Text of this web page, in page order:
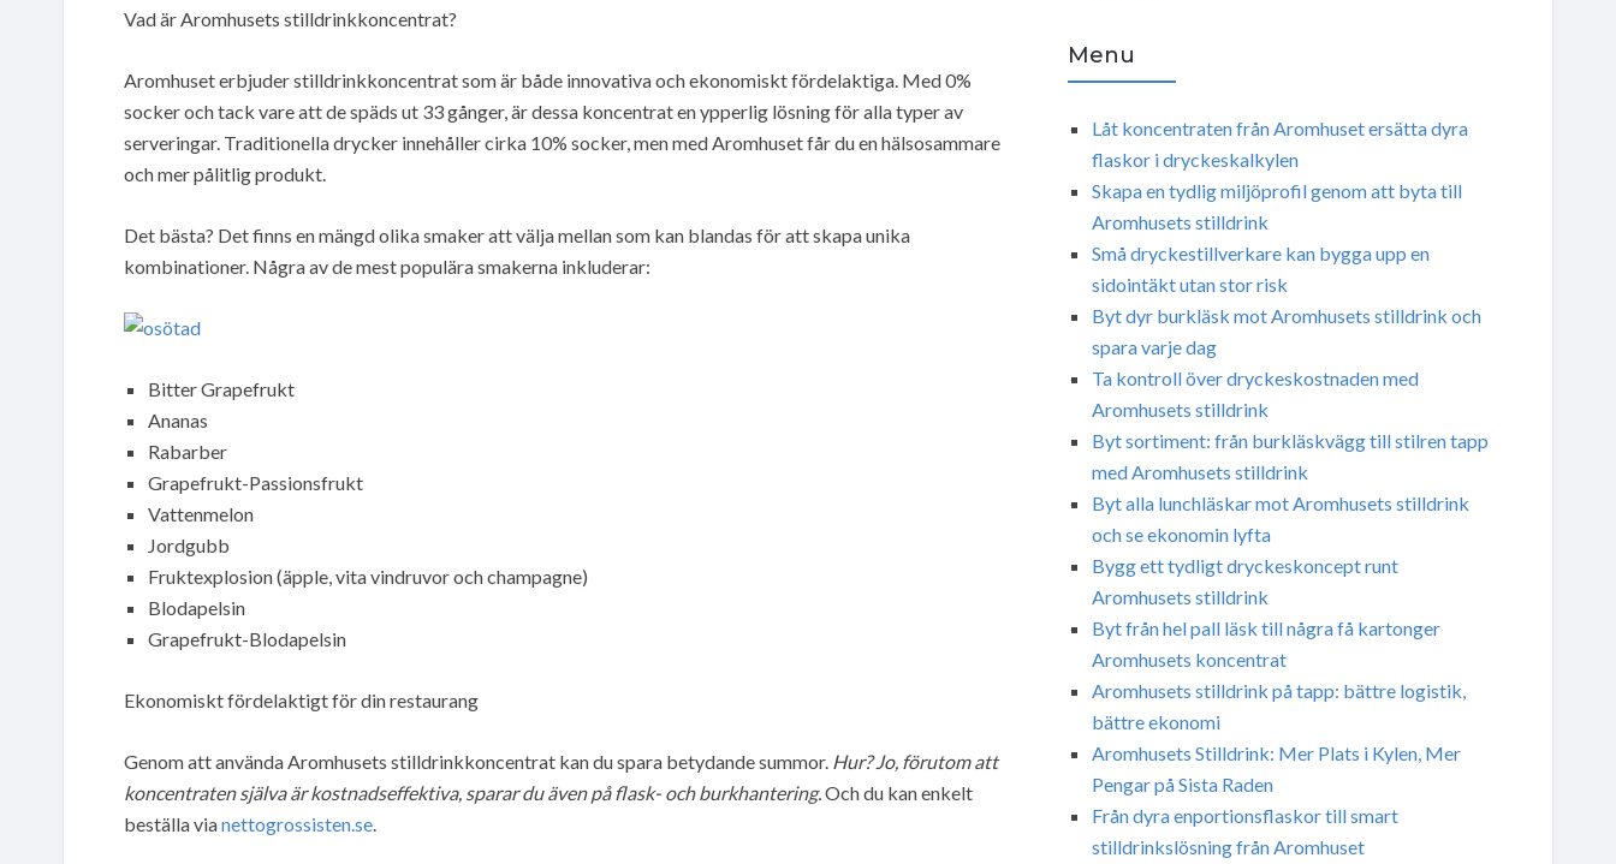
Vad är Aromhusets stilldrinkkoncentrat?
Aromhuset erbjuder stilldrinkkoncentrat som är både innovativa och ekonomiskt fördelaktiga. Med 0%
socker och tack vare att de späds ut 33 gånger, är dessa koncentrat en ypperlig lösning för alla typer av
serveringar. Traditionella drycker innehåller cirka 10% socker, men med Aromhuset får du en hälsosammare
och mer pålitlig produkt.
Det bästa? Det finns en mängd olika smaker att välja mellan som kan blandas för att skapa unika
kombinationer. Några av de mest populära smakerna inkluderar:
Bitter Grapefrukt
Ananas
Rabarber
Grapefrukt-Passionsfrukt
Vattenmelon
Jordgubb
Fruktexplosion (äpple, vita vindruvor och champagne)
Blodapelsin
Grapefrukt-Blodapelsin
Ekonomiskt fördelaktigt för din restaurang
Genom att använda Aromhusets stilldrinkkoncentrat kan du spara betydande summor. Hur? Jo, förutom att
koncentraten själva är kostnadseffektiva, sparar du även på flask- och burkhantering.Och du kan enkelt
beställa vianettogrossisten.se.
Menu
Låt koncentraten från Aromhuset ersätta dyra
flaskor i dryckeskalkylen
Skapa en tydlig miljöprofil genom att byta till
Aromhusets stilldrink
Små dryckestillverkare kan bygga upp en
sidointäkt utan stor risk
Byt dyr burkläsk mot Aromhusets stilldrink och
spara varje dag
Ta kontroll över dryckeskostnaden med
Aromhusets stilldrink
Byt sortiment: från burkläskvägg till stilren tapp
med Aromhusets stilldrink
Byt alla lunchläskar mot Aromhusets stilldrink
och se ekonomin lyfta
Bygg ett tydligt dryckeskoncept runt
Aromhusets stilldrink
Byt från hel pall läsk till några få kartonger
Aromhusets koncentrat
Aromhusets stilldrink på tapp: bättre logistik,
bättre ekonomi
Aromhusets Stilldrink: Mer Plats i Kylen, Mer
Pengar på Sista Raden
Från dyra enportionsflaskor till smart
stilldrinkslösning från Aromhuset